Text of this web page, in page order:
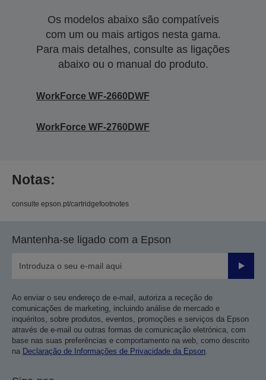
Os modelos abaixo são compatíveis
com um ou mais artigos nesta gama.
Para mais detalhes, consulte as ligações
abaixo ou o manual do produto.
WorkForce WF-2660DWF
WorkForce WF-2760DWF
Notas:
consulte epson.pt/cartridgefootnotes
Mantenha-se ligado com a Epson
Enviar
Ao enviar o seu endereço de e-mail, autoriza a receção de
comunicações de marketing, incluindo análise de mercado e
inquéritos, sobre produtos, eventos, promoções e serviços da Epson
através de e-mail ou outras formas de comunicação eletrónica, com
base nas suas preferências e comportamento na web, como descrito
na Declaração de Informações de Privacidade da Epson.